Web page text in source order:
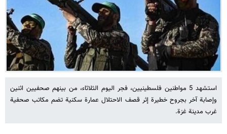
استشهد 5 مواطنين فلسطينيين، فجر اليوم الثلاثاء، من بينهم صحفيين اثنين
وإصابة آخر بجروح خطيرة إثر قصف الاحتلال عمارة سكنية تضم مكاتب صحفية
غرب مدينة غزة.